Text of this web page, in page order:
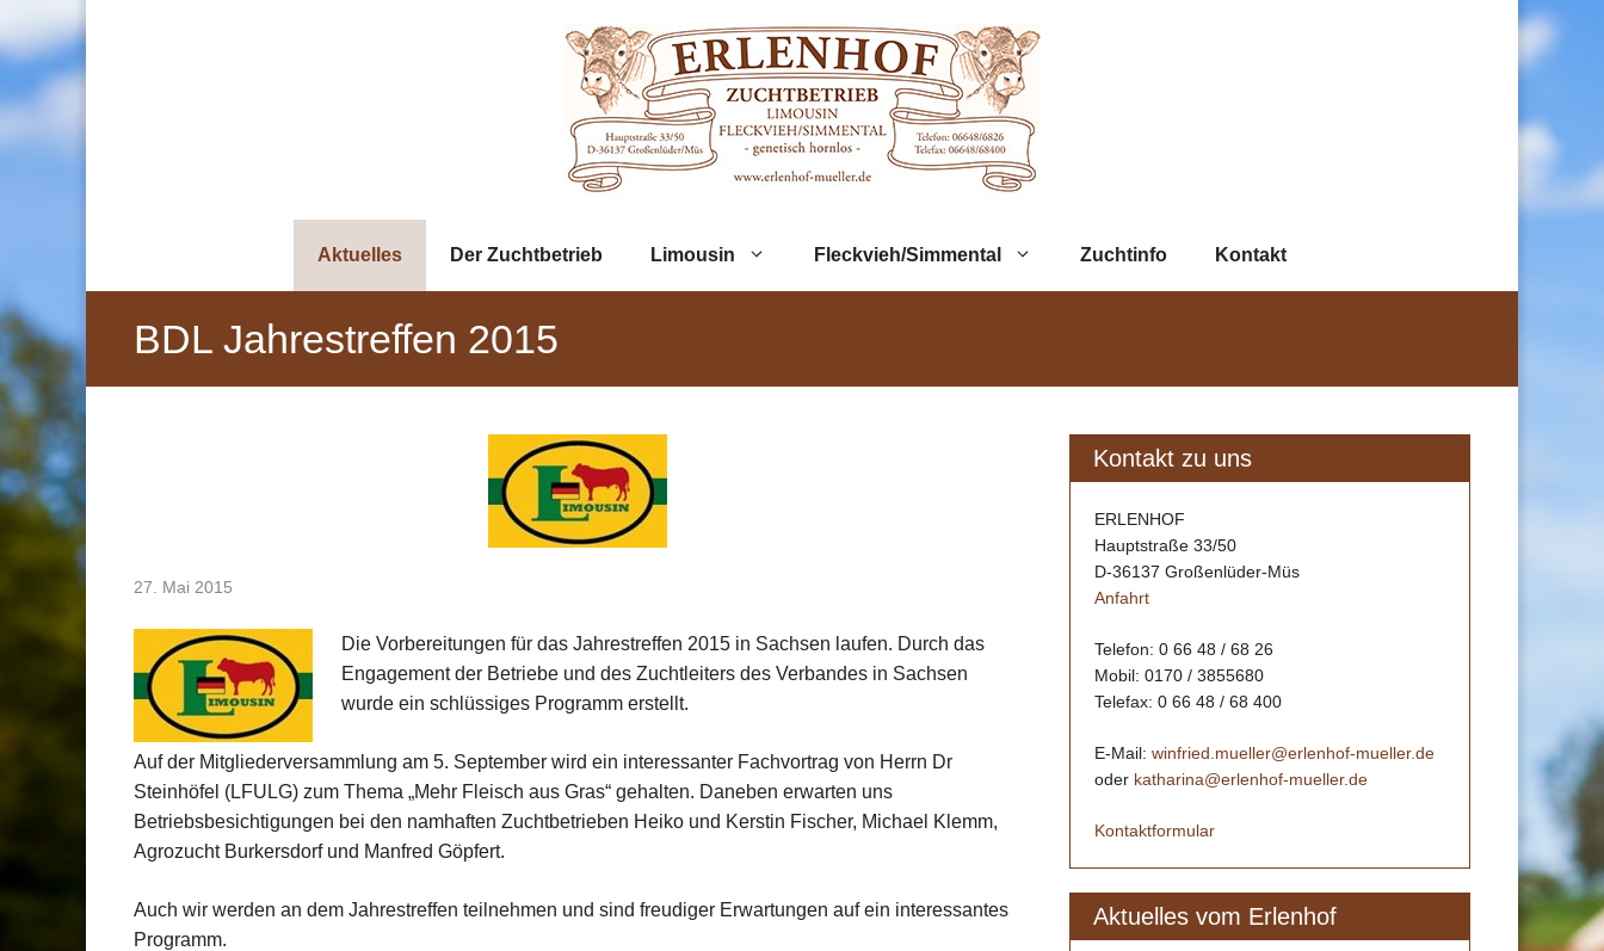
Inhalt
springen
Aktuelles Der Zuchtbetrieb Limousin Fleckvieh/Simmental Zuchtinfo Kontakt
BDL Jahrestreffen 2015
27. Mai 2015
Die Vorbereitungen für das Jahrestreffen 2015 in Sachsen laufen. Durch das
Engagement der Betriebe und des Zuchtleiters des Verbandes in Sachsen
wurde ein schlüssiges Programm erstellt.
Auf der Mitgliederversammlung am 5. September wird ein interessanter Fachvortrag von Herrn Dr
Steinhöfel (LFULG) zum Thema „Mehr Fleisch aus Gras“ gehalten. Daneben erwarten uns
Betriebsbesichtigungen bei den namhaften Zuchtbetrieben Heiko und Kerstin Fischer, Michael Klemm,
Agrozucht Burkersdorf und Manfred Göpfert.
Auch wir werden an dem Jahrestreffen teilnehmen und sind freudiger Erwartungen auf ein interessantes
Programm.
Kontakt zu uns
ERLENHOF
Hauptstraße 33/50
D-36137 Großenlüder-Müs
Anfahrt
Telefon: 0 66 48 / 68 26
Mobil: 0170 / 3855680
Telefax: 0 66 48 / 68 400
E-Mail: winfried.mueller@erlenhof-mueller.de
oder katharina@erlenhof-mueller.de
Kontaktformular
Aktuelles vom Erlenhof